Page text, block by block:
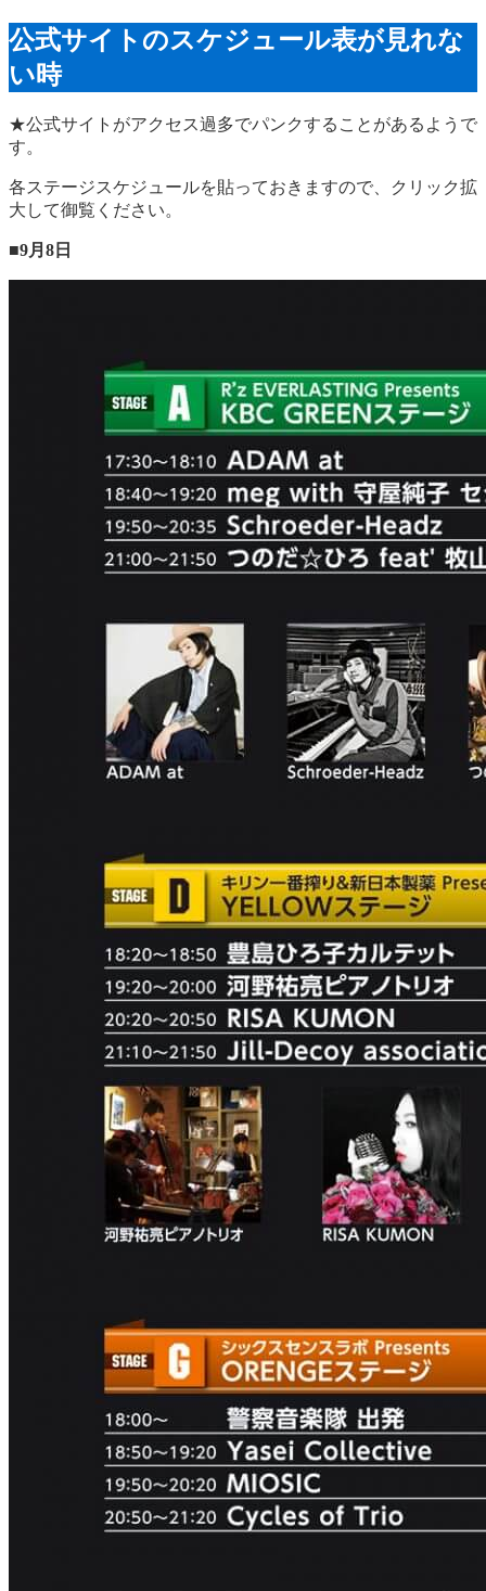
公式サイトのスケジュール表が見れな
い時
★公式サイトがアクセス過多でパンクすることがあるようで
す。
各ステージスケジュールを貼っておきますので、クリック拡
大して御覧ください。
■9月8日